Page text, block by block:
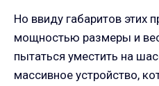
Но ввиду габаритов этих
мощностью размеры и вес
пытаться уместить на
массивное устройство,